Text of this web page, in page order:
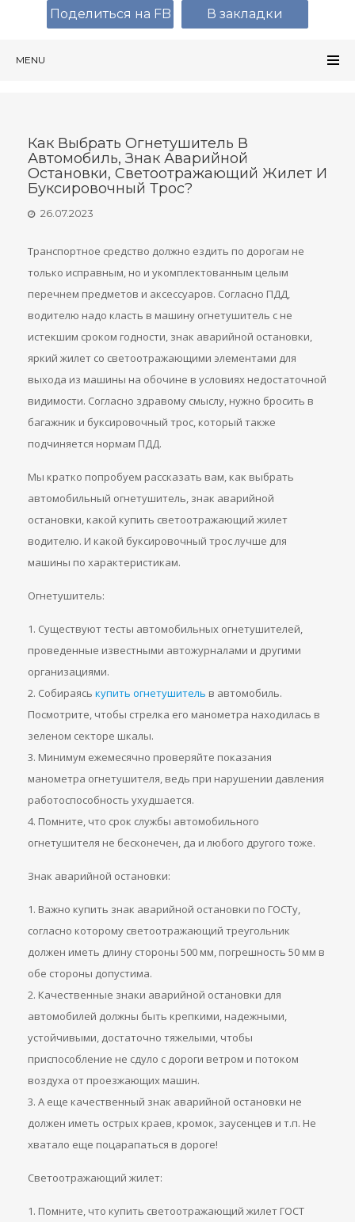
MENU
Как Выбрать Огнетушитель В
Автомобиль, Знак Аварийной
Остановки, Светоотражающий Жилет И
Буксировочный Трос?
26.07.2023
Транспортное средство должно ездить по дорогам не
только исправным, но и укомплектованным целым
перечнем предметов и аксессуаров. Согласно ПДД,
водителю надо класть в машину огнетушитель с не
истекшим сроком годности, знак аварийной остановки,
яркий жилет со светоотражающими элементами для
выхода из машины на обочине в условиях недостаточной
видимости. Согласно здравому смыслу, нужно бросить в
багажник и буксировочный трос, который также
подчиняется нормам ПДД.
Мы кратко попробуем рассказать вам, как выбрать
автомобильный огнетушитель, знак аварийной
остановки, какой купить светоотражающий жилет
водителю. И какой буксировочный трос лучше для
машины по характеристикам.
Огнетушитель:
1. Существуют тесты автомобильных огнетушителей,
проведенные известными автожурналами и другими
организациями.
2. Собираясь купить огнетушитель в автомобиль.
Посмотрите, чтобы стрелка его манометра находилась в
зеленом секторе шкалы.
3. Минимум ежемесячно проверяйте показания
манометра огнетушителя, ведь при нарушении давления
работоспособность ухудшается.
4. Помните, что срок службы автомобильного
огнетушителя не бесконечен, да и любого другого тоже.
Знак аварийной остановки:
1. Важно купить знак аварийной остановки по ГОСТу,
согласно которому светоотражающий треугольник
должен иметь длину стороны 500 мм, погрешность 50 мм в
обе стороны допустима.
2. Качественные знаки аварийной остановки для
автомобилей должны быть крепкими, надежными,
устойчивыми, достаточно тяжелыми, чтобы
приспособление не сдуло с дороги ветром и потоком
воздуха от проезжающих машин.
3. А еще качественный знак аварийной остановки не
должен иметь острых краев, кромок, заусенцев и т.п. Не
хватало еще поцарапаться в дороге!
Светоотражающий жилет:
1. Помните, что купить светоотражающий жилет ГОСТ
Поделиться на FB В закладки